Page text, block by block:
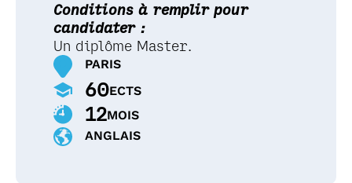
Conditions à remplir pour
candidater :
Un diplôme Master.
PARIS
60ECTS
12MOIS
ANGLAIS